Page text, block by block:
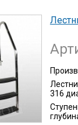
316